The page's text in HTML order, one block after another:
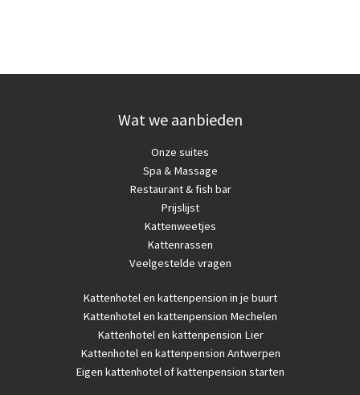
Wat we aanbieden
Onze suites
Spa & Massage
Restaurant & fish bar
Prijslijst
Kattenweetjes
Kattenrassen
Veelgestelde vragen
Kattenhotelen kattenpension in je buurt
Kattenhotel en kattenpension Mechelen
Kattenhotel en kattenpension Lier
Kattenhotel en kattenpension Antwerpen
Eigen kattenhotel of kattenpension starten